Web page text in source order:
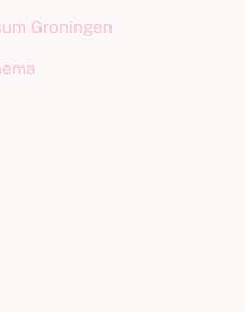
Groningen